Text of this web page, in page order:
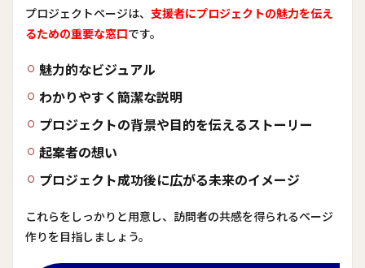
プロジェクトページは、 支援者にプロジェクトの魅力を伝え
るための重要な窓口です。
魅力的なビジュアル
わかりやすく簡潔な説明
プロジェクトの背景や目的を伝えるストーリー
起案者の想い
プロジェクト成功後に広がる未来のイメージ
これらをしっかりと用意し、訪問者の共感を得られるページ
作りを目指しましょう。